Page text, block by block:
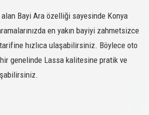
Bayi Ara özelliği sayesinde Konya
en yakın bayiyi zahmetsizce
hızlıca ulaşabilirsiniz. Böylece oto
genelinde Lassa kalitesine pratik ve